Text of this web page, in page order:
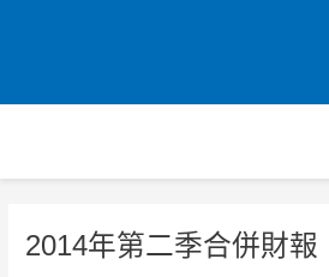
2014年第二季合併財報